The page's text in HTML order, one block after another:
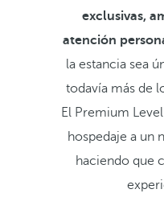
exclusivas,
atención
la estancia sea
todavía más de
El Premium
hospedaje a un
haciendo que